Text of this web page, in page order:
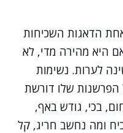
הדאגות השכיחות
היא מהירה מדי, לא
לערות. נשימות
שלו דורשת
בכי, גודש באף,
ומה נחשב חריג, קל